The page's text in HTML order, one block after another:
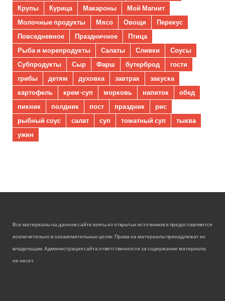
Крупы
Курица Макароны
Мой Магнит
Молочные продукты
Мясо Овощи
Перекус
Повседневное
Праздничное
Птица
Рыба и морепродукты
Салаты Сливки
Соусы
Субпродукты
Сыр Фарш бутерброд
гости
грибы
детям духовка завтрак
закуска
картофель
крем-суп морковь напиток
обед
пикник
полдник пост праздник
рис
рыбный соус
салат суп томатный суп
тыква
ужин
Все материалы на данном сайте взяты из открытых источников и предоставляются
исключительно в ознакомительных целях. Права на материалы принадлежат их
владельцам. Администрация сайта ответственности за содержание материала
не несет.